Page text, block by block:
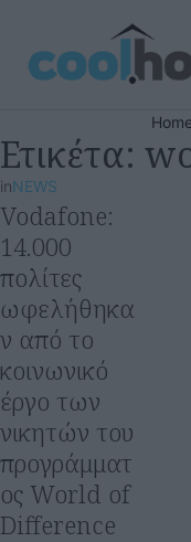
Ετικέτα:
inNEWS
Vodafone:
14.000
πολίτες
ωφελήθηκα
ν από το
κοινωνικό
έργο των
νικητών του
προγράμματ
ος World of
Difference